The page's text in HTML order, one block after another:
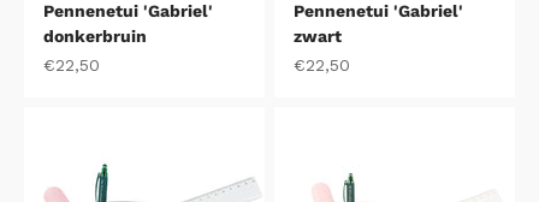
Pennenetui 'Gabriel'
donkerbruin
Aanbiedingsprijs
€22,50
Pennenetui 'Gabriel'
zwart
Aanbiedingsprijs
€22,50